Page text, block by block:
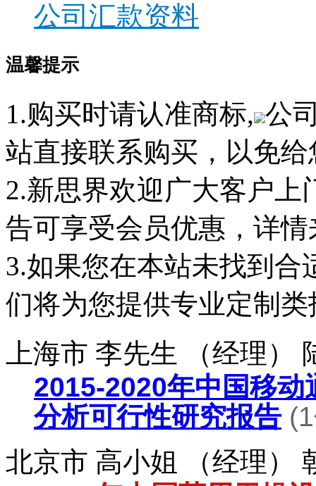
公司汇款资料
温馨提示
1.购买时请认准商标, 公
站直接联系购买，以免
2.新思界欢迎广大客户
告可享受会员优惠，详
3.如果您在本站未找到
们将为您提供专业定制类
上海市 李先生 （经理）
2015-2020年中国移
分析可行性研究报告(1
北京市 高小姐 （经理）